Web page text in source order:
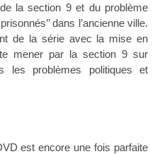
la section 9 et du problème
dans l’ancienne ville.
de la série avec la mise en
mener par la section 9 sur
problèmes politiques et
est encore une fois parfaite